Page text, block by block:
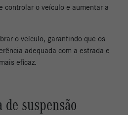
controlar o veículo e aumentar a
o veículo, garantindo que os
adequada com a estrada e
eficaz.
suspensão